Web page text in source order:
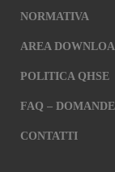
NORMATIVA
AREA
POLITICA QHSE
FAQ –
CONTATTI